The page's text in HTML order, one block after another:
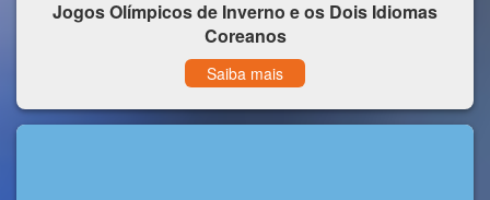
Jogos Olímpicos de Inverno e os Dois Idiomas
Coreanos
Saiba mais